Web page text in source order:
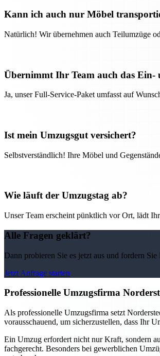
Kann ich auch nur Möbel
Natürlich! Wir übernehmen auch Teilumzüge
Übernimmt Ihr Team auch das Ein-
Ja, unser Full-Service-Paket umfasst auf
Ist mein Umzugsgut versichert?
Selbstverständlich! Ihre Möbel und
Wie läuft der Umzugstag ab?
Unser Team erscheint pünktlich vor Ort, lädt
Alle Fragen geklärt?
Dann probieren Sie es jetzt aus und fordern
Jetzt Anfrage starten
Professionelle Umzugsfirma
Als professionelle Umzugsfirma setzt
vorausschauend, um sicherzustellen, dass Ihr
Ein Umzug erfordert nicht nur Kraft, sondern
fachgerecht. Besonders bei gewerblichen